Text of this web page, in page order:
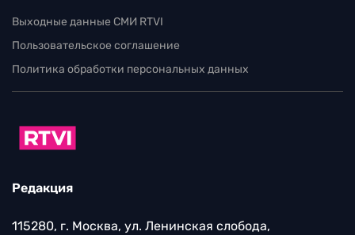
Выходные данные СМИ RTVI
Пользовательское соглашение
Политика обработки персональных данных
Редакция
115280, г. Москва, ул. Ленинская слобода,